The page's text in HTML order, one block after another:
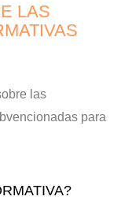
LAS
las
para